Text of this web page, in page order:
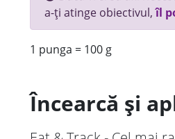
a-ți atinge obiectivul,îl
1 punga = 100 g
Încearcă și